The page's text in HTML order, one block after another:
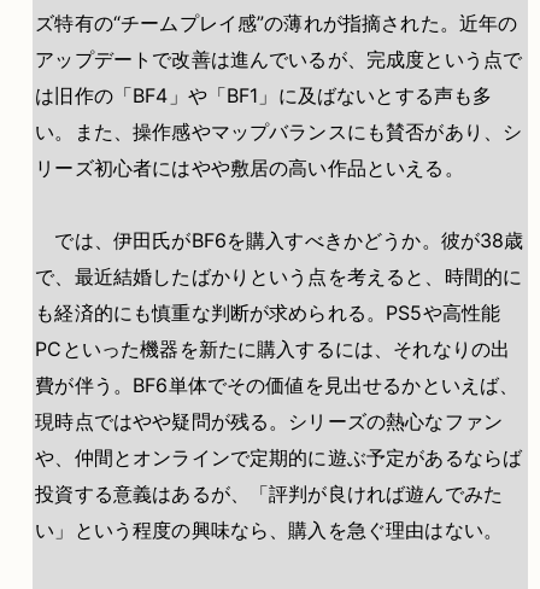
ズ特有の“チームプレイ感”の薄れが指摘された。近年の
アップデートで改善は進んでいるが、完成度という点で
は旧作の「BF4」や「BF1」に及ばないとする声も多
い。また、操作感やマップバランスにも賛否があり、シ
リーズ初心者にはやや敷居の高い作品といえる。
では、伊田氏がBF6を購入すべきかどうか。彼が38歳
で、最近結婚したばかりという点を考えると、時間的に
も経済的にも慎重な判断が求められる。PS5や高性能
PCといった機器を新たに購入するには、それなりの出
費が伴う。BF6単体でその価値を見出せるかといえば、
現時点ではやや疑問が残る。シリーズの熱心なファン
や、仲間とオンラインで定期的に遊ぶ予定があるならば
投資する意義はあるが、「評判が良ければ遊んでみた
い」という程度の興味なら、購入を急ぐ理由はない。